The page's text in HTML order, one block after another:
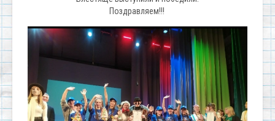
Поздравляем!!!